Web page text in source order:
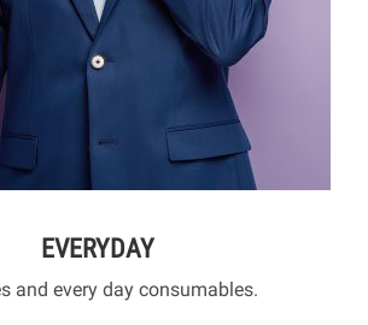
EVERYDAY
and every day consumables.